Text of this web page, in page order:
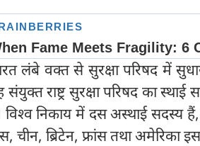
लंबे वक्त से सुरक्षा परिषद में
संयुक्त राष्ट्र सुरक्षा परिषद का
विश्व निकाय में दस अस्थाई सदस्य हैं,
चीन, ब्रिटेन, फ्रांस तथा अमेरिका